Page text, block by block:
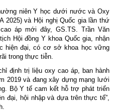
niên Y học dưới nước và Oxy
2025) và Hội nghị Quốc gia lần thứ
áp mới đây, GS.TS. Trần Văn
Hội đồng Y khoa Quốc gia, nhận
hiện đại, có cơ sở khoa học vững
trong thực tiễn.
định trị liệu oxy cao áp, ban hành
2019 và đang xây dựng mạng lưới
Bộ Y tế cam kết hỗ trợ phát triển
đại, hội nhập và dựa trên thực tế”,